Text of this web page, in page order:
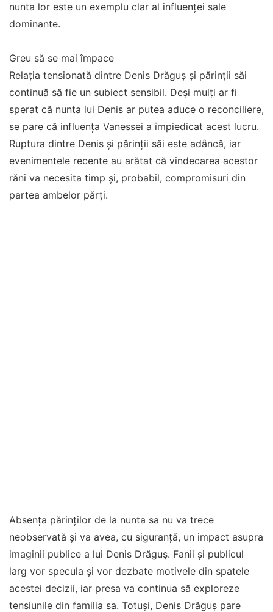
nunta lor este un exemplu clar al influenței sale
dominante.
Greu să se mai împace
Relația tensionată dintre Denis Drăguș și părinții săi
continuă să fie un subiect sensibil. Deși mulți ar fi
sperat că nunta lui Denis ar putea aduce o reconciliere,
se pare că influența Vanessei a împiedicat acest lucru.
Ruptura dintre Denis și părinții săi este adâncă, iar
evenimentele recente au arătat că vindecarea acestor
răni va necesita timp și, probabil, compromisuri din
partea ambelor părți.
Absența părinților de la nunta sa nu va trece
neobservată și va avea, cu siguranță, un impact asupra
imaginii publice a lui Denis Drăguș. Fanii și publicul
larg vor specula și vor dezbate motivele din spatele
acestei decizii, iar presa va continua să exploreze
tensiunile din familia sa. Totuși, Denis Drăguș pare